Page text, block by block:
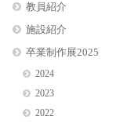
教員紹介
施設紹介
卒業制作展2025
2024
2023
2022